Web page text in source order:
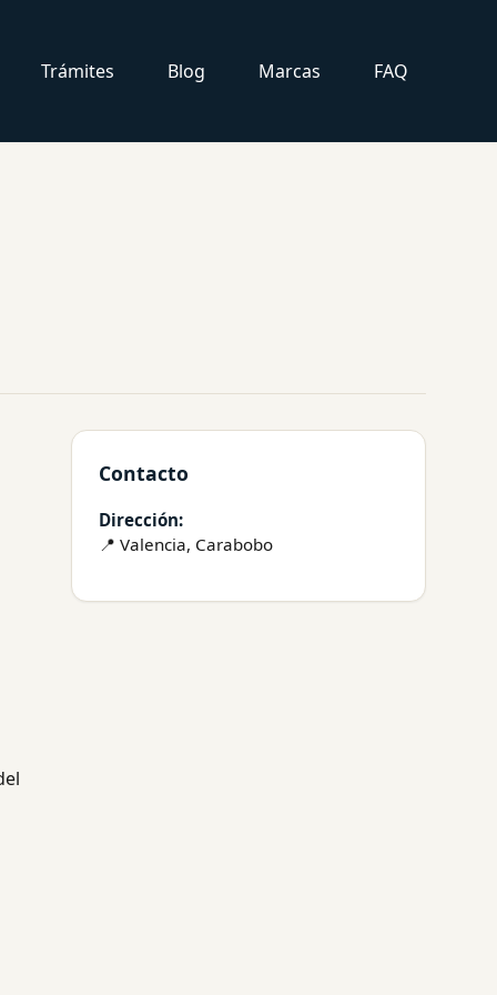
Trámites Blog Marcas FAQ
Contacto
Dirección:
📍 Valencia, Carabobo